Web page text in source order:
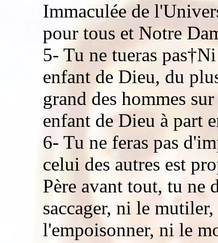
Immaculée de
pour tous et Notre
5- Tu ne tueras
enfant de Dieu, du
grand des hommes
enfant de Dieu à part
6- Tu ne feras pas
celui des autres est
Père avant tout, tu ne
saccager, ni le
l'empoisonner, ni le